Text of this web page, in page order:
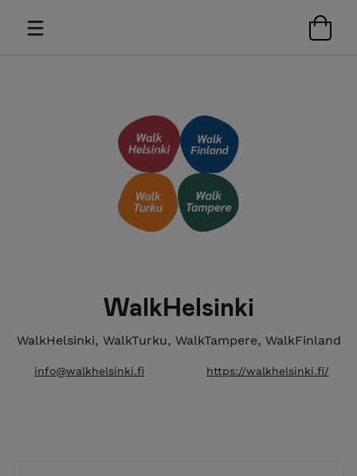
WalkHelsinki
WalkHelsinki, WalkTurku, WalkTampere, WalkFinland
info@walkhelsinki.fi https://walkhelsinki.fi/